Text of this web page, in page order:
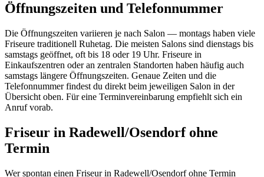
Öffnungszeiten und Telefonnummer
Die Öffnungszeiten variieren je nach Salon — montags haben viele
Friseure traditionell Ruhetag. Die meisten Salons sind dienstags bis
samstags geöffnet, oft bis 18 oder 19 Uhr. Friseure in
Einkaufszentren oder an zentralen Standorten haben häufig auch
samstags längere Öffnungszeiten. Genaue Zeiten und die
Telefonnummer findest du direkt beim jeweiligen Salon in der
Übersicht oben. Für eine Terminvereinbarung empfiehlt sich ein
Anruf vorab.
Friseur in Radewell/Osendorf ohne
Termin
Wer spontan einen Friseur in Radewell/Osendorf ohne Termin